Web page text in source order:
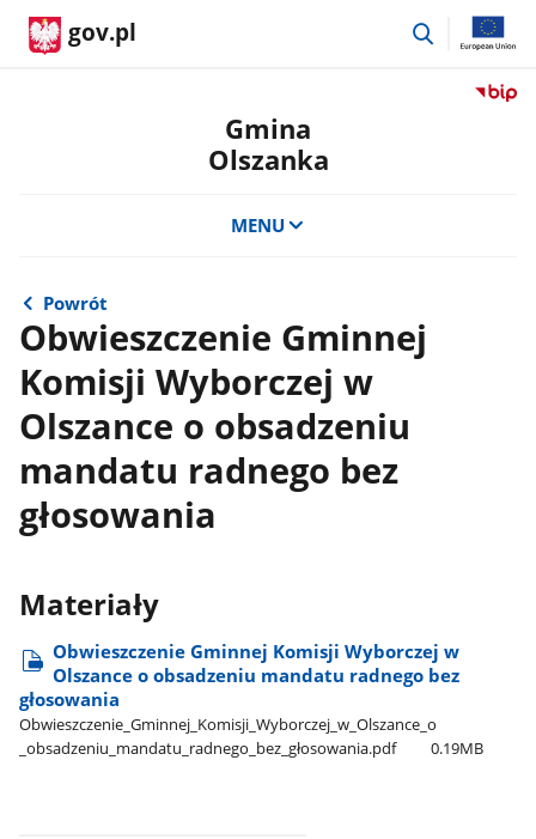
gov.pl
przejdź
Przejdź
Gmina
Olszanka
MENU
Powrót
Obwieszczenie Gminnej
Komisji Wyborczej w
Olszance o obsadzeniu
mandatu radnego bez
głosowania
Materiały
Obwieszczenie Gminnej Komisji Wyborczej w
Olszance o obsadzeniu mandatu radnego bez
głosowania
Obwieszczenie​_Gminnej​_Komisji​_Wyborczej​_w​_Olszance​_o​
_obsadzeniu​_mandatu​_radnego​_bez​_głosowania.pdf
0.19MB